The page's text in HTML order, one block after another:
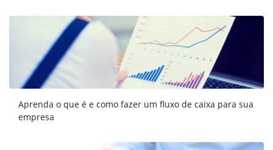
Aprenda o que é e como fazer um fluxo de caixa para sua
empresa